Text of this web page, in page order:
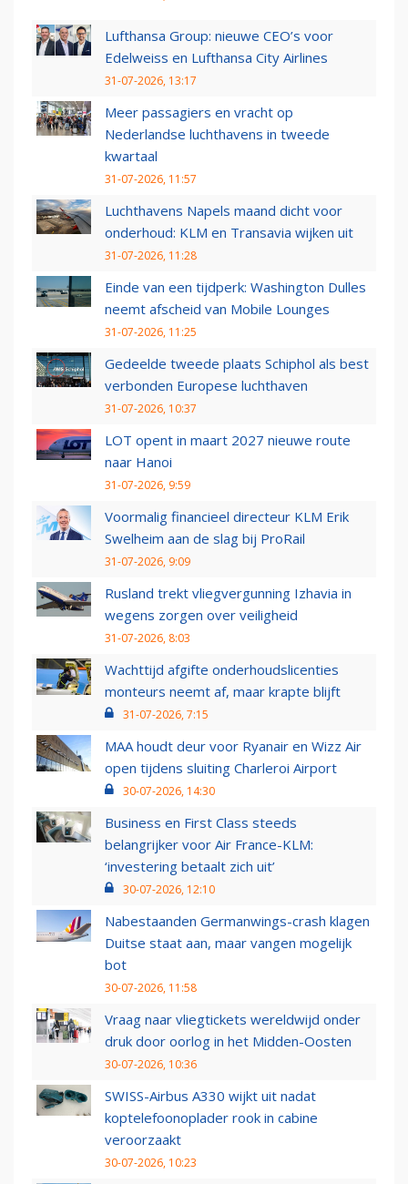
Lufthansa Group: nieuwe CEO’s voor
Edelweiss en Lufthansa City Airlines
31-07-2026, 13:17
Meer passagiers en vracht op
Nederlandse luchthavens in tweede
kwartaal
31-07-2026, 11:57
Luchthavens Napels maand dicht voor
onderhoud: KLM en Transavia wijken uit
31-07-2026, 11:28
Einde van een tijdperk: Washington Dulles
neemt afscheid van Mobile Lounges
31-07-2026, 11:25
Gedeelde tweede plaats Schiphol als best
verbonden Europese luchthaven
31-07-2026, 10:37
LOT opent in maart 2027 nieuwe route
naar Hanoi
31-07-2026, 9:59
Voormalig financieel directeur KLM Erik
Swelheim aan de slag bij ProRail
31-07-2026, 9:09
Rusland trekt vliegvergunning Izhavia in
wegens zorgen over veiligheid
31-07-2026, 8:03
Wachttijd afgifte onderhoudslicenties
monteurs neemt af, maar krapte blijft
31-07-2026, 7:15
MAA houdt deur voor Ryanair en Wizz Air
open tijdens sluiting Charleroi Airport
30-07-2026, 14:30
Business en First Class steeds
belangrijker voor Air France-KLM:
‘investering betaalt zich uit’
30-07-2026, 12:10
Nabestaanden Germanwings-crash klagen
Duitse staat aan, maar vangen mogelijk
bot
30-07-2026, 11:58
Vraag naar vliegtickets wereldwijd onder
druk door oorlog in het Midden-Oosten
30-07-2026, 10:36
SWISS-Airbus A330 wijkt uit nadat
koptelefoonoplader rook in cabine
veroorzaakt
30-07-2026, 10:23